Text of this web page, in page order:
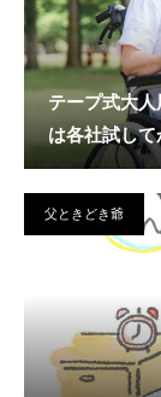
テープ式大
は各社試し
父ときどき爺